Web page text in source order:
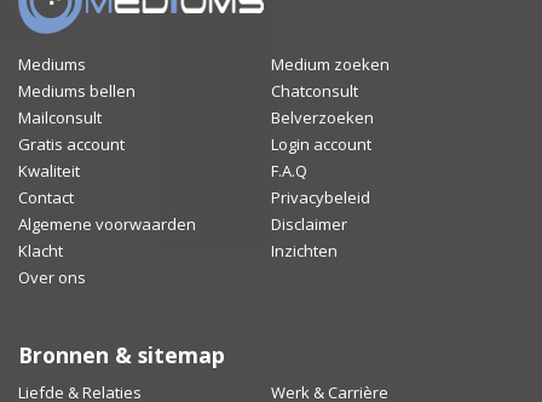
Mediums
Medium zoeken
Mediums bellen
Chatconsult
Mailconsult
Belverzoeken
Gratis account
Login account
Kwaliteit
F.A.Q
Contact
Privacybeleid
Algemene voorwaarden
Disclaimer
Klacht
Inzichten
Over ons
Bronnen & sitemap
Liefde & Relaties Werk & Carrière